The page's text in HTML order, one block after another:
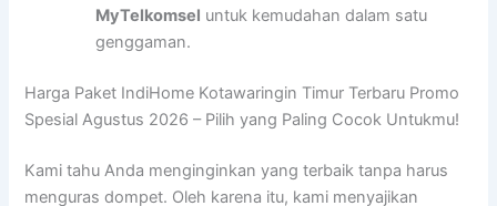
MyTelkomsel untuk kemudahan dalam satu
genggaman.
Harga Paket IndiHome Kotawaringin Timur Terbaru Promo
Spesial Agustus 2026 – Pilih yang Paling Cocok Untukmu!
Kami tahu Anda menginginkan yang terbaik tanpa harus
menguras dompet. Oleh karena itu, kami menyajikan